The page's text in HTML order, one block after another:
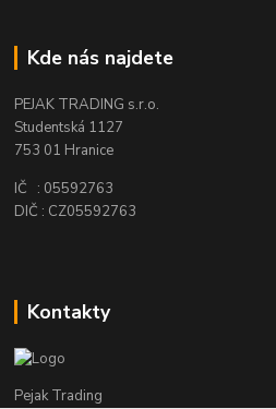
Kde nás najdete
PEJAK TRADING s.r.o.
Studentská 1127
753 01 Hranice
IČ : 05592763
DIČ : CZ05592763
Kontakty
Pejak Trading